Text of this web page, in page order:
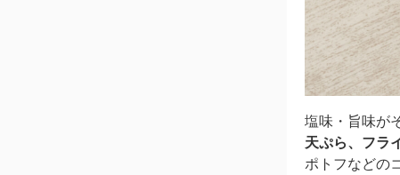
塩味・旨味が
天ぷら、フラ
ポトフなどの